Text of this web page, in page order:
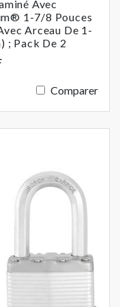
Avec
1-7/8 Pouces
Arceau De 1-
; Pack De 2
Comparer